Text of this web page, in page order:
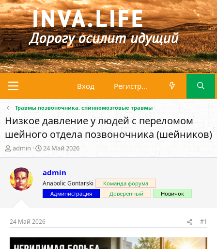
Вход Регистрация
Травмы позвоночника, спинномозговые травмы
Низкое давление у людей с переломом
шейного отдела позвоночника (шейников)
А
в
о
р
т
м
ы
admin
Д
а
а
н
а
ч
а
л
а
24 Май 2026
admin
Anabolic Gontarski
Команда форума
Администрация
Доверенный Новичок
24 Май 2026 #1